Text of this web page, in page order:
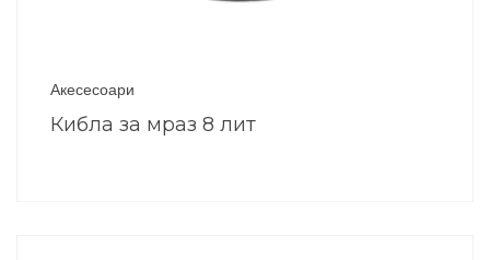
Акесесоари
Кибла за мраз 8 лит